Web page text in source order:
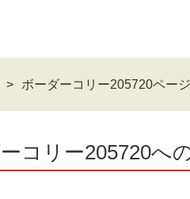
ボーダーコリー205720ページ
コリー205720へ